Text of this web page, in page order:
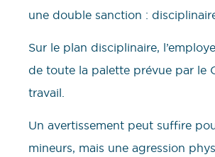
une double sanction :
Sur le plan disciplinaire,
de toute la palette prévue par le
travail.
Un avertissement peut suffire
mineurs, mais une agression